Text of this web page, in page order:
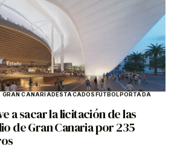
GRAN CANARIADESTACADOSFÚTBOLPORTADA
a sacar la licitación de las
de Gran Canaria por 235